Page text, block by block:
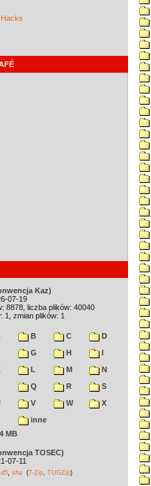
Kaz)
07-19
8878, liczba plików: 40040
1, zmian plików: 1
B C
D
G H
I
L M
N
Q R
S
V W
X
inne
MB
TOSEC)
07-11
sha (7-Zip TUGZip)